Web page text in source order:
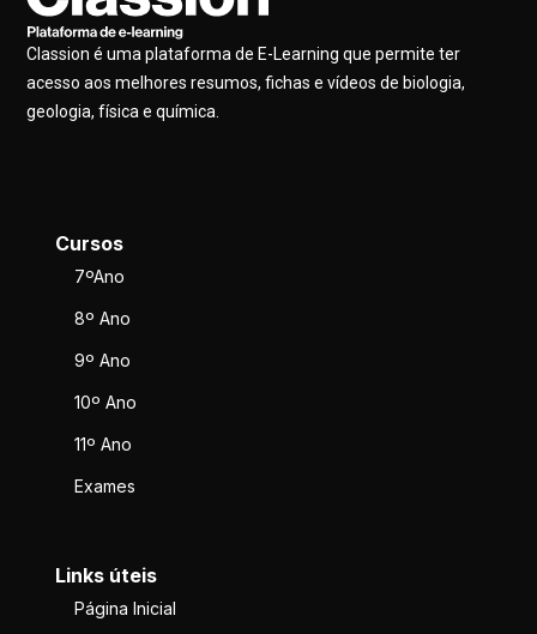
Classion é uma plataforma de E-Learning que permite ter
acesso aos melhores resumos, fichas e vídeos de biologia,
geologia, física e química.
Cursos
7ºAno
8º Ano
9º Ano
10º Ano
11º Ano
Exames
Links úteis
Página Inicial